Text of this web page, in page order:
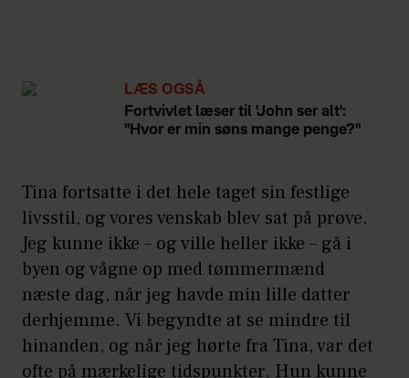
LÆS OGSÅ
Fortvivlet læser til 'John ser alt':
"Hvor er min søns mange penge?"
Tina fortsatte i det hele taget sin festlige
livsstil, og vores venskab blev sat på prøve.
Jeg kunne ikke – og ville heller ikke – gå i
byen og vågne op med tømmermænd
næste dag, når jeg havde min lille datter
derhjemme. Vi begyndte at se mindre til
hinanden, og når jeg hørte fra Tina, var det
ofte på mærkelige tidspunkter. Hun kunne